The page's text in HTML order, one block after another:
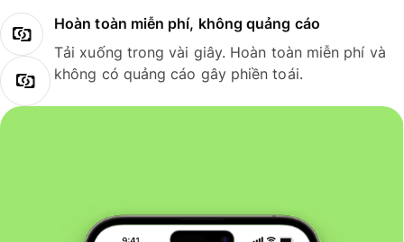
Hoàn toàn miễn phí, không quảng cáo
Tải xuống trong vài giây. Hoàn toàn miễn phí và
không có quảng cáo gây phiền toái.